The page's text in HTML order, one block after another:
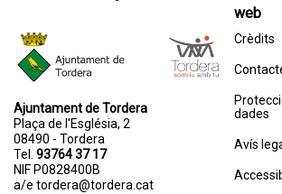
Ajuntament de Tordera
Plaça de l'Església, 2
08490 - Tordera
Tel. 93764 37 17
NIF P0828400B
a/e tordera@tordera.cat
web
Crèdits
dades
Avís